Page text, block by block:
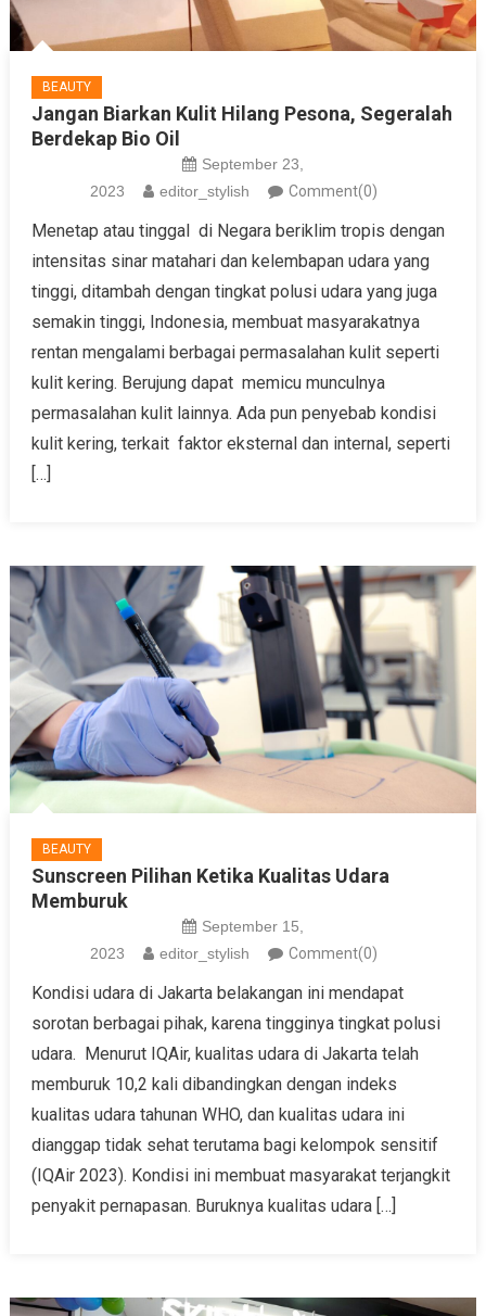
BEAUTY
Jangan Biarkan Kulit Hilang Pesona, Segeralah
Berdekap Bio Oil
September 23,
2023
editor_stylish Comment(0)
Menetap atau tinggal di Negara beriklim tropis dengan
intensitas sinar matahari dan kelembapan udara yang
tinggi, ditambah dengan tingkat polusi udara yang juga
semakin tinggi, Indonesia, membuat masyarakatnya
rentan mengalami berbagai permasalahan kulit seperti
kulit kering. Berujung dapat memicu munculnya
permasalahan kulit lainnya. Ada pun penyebab kondisi
kulit kering, terkait faktor eksternal dan internal, seperti
[…]
BEAUTY
Sunscreen Pilihan Ketika Kualitas Udara
Memburuk
September 15,
2023
editor_stylish Comment(0)
Kondisi udara di Jakarta belakangan ini mendapat
sorotan berbagai pihak, karena tingginya tingkat polusi
udara. Menurut IQAir, kualitas udara di Jakarta telah
memburuk 10,2 kali dibandingkan dengan indeks
kualitas udara tahunan WHO, dan kualitas udara ini
dianggap tidak sehat terutama bagi kelompok sensitif
(IQAir 2023). Kondisi ini membuat masyarakat terjangkit
penyakit pernapasan. Buruknya kualitas udara […]